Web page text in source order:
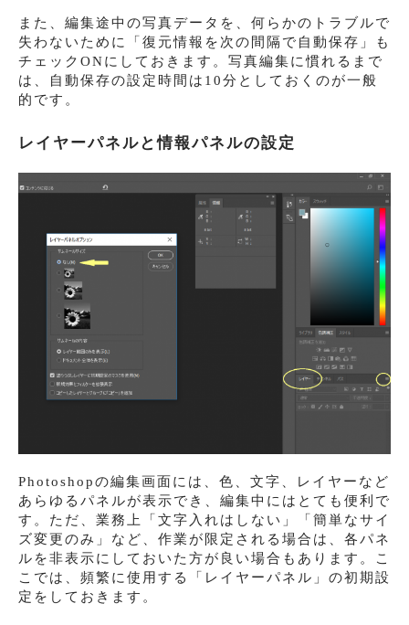
また、編集途中の写真データを、何らかのトラブルで
失わないために「復元情報を次の間隔で自動保存」も
チェックONにしておきます。写真編集に慣れるまで
は、自動保存の設定時間は10分としておくのが一般
的です。
レイヤーパネルと情報パネルの設定
Photoshopの編集画面には、色、文字、レイヤーなど
あらゆるパネルが表示でき、編集中にはとても便利で
す。ただ、業務上「文字入れはしない」「簡単なサイ
ズ変更のみ」など、作業が限定される場合は、各パネ
ルを非表示にしておいた方が良い場合もあります。こ
こでは、頻繁に使用する「レイヤーパネル」の初期設
定をしておきます。